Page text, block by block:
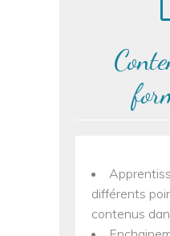
différents
contenus